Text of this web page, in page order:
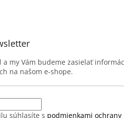
a my Vám budeme zasielať
na našom e-shope.
súhlasíte s podmienkami ochrany